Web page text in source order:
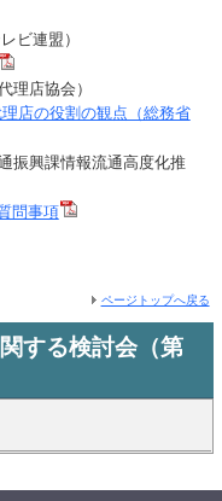
連盟）
店協会）
店の役割の観点（総務省
興課情報流通高度化推
問事項
ページトップへ戻る
する検討会（第